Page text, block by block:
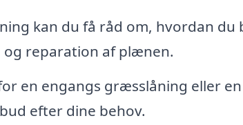
kan du få råd om, hvordan du
reparation af plænen.
en engangs græsslåning eller
efter dine behov.